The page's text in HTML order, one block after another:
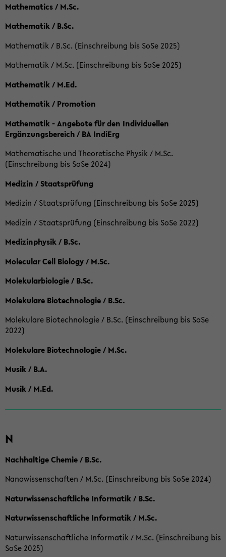
Mathematics / M.Sc.
Mathematik / B.Sc.
Mathematik / B.Sc. (Einschreibung bis SoSe 2025)
Mathematik / M.Sc. (Einschreibung bis SoSe 2025)
Mathematik / M.Ed.
Mathematik / Promotion
Mathematik - Angebote für den Individuellen
Ergänzungsbereich / BA IndiErg
Mathematische und Theoretische Physik / M.Sc.
(Einschreibung bis SoSe 2024)
Medizin / Staatsprüfung
Medizin / Staatsprüfung (Einschreibung bis SoSe 2025)
Medizin / Staatsprüfung (Einschreibung bis SoSe 2022)
Medizinphysik / B.Sc.
Molecular Cell Biology / M.Sc.
Molekularbiologie / B.Sc.
Molekulare Biotechnologie / B.Sc.
Molekulare Biotechnologie / B.Sc. (Einschreibung bis SoSe
2022)
Molekulare Biotechnologie / M.Sc.
Musik / B.A.
Musik / M.Ed.
N
Nachhaltige Chemie / B.Sc.
Nanowissenschaften / M.Sc. (Einschreibung bis SoSe 2024)
Naturwissenschaftliche Informatik / B.Sc.
Naturwissenschaftliche Informatik / M.Sc.
Naturwissenschaftliche Informatik / M.Sc. (Einschreibung bis
SoSe 2025)